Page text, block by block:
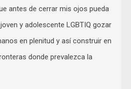
antes de cerrar mis ojos pueda
y adolescente LGBTIQ gozar
en plenitud y así construir en
donde prevalezca la